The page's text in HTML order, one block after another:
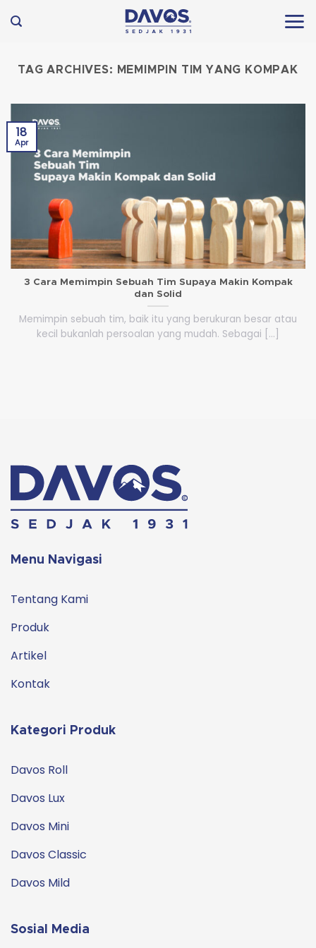
to
TAG ARCHIVES: MEMIMPIN TIM YANG KOMPAK
3 Cara Memimpin Sebuah Tim Supaya Makin Kompak
dan Solid
Memimpin sebuah tim, baik itu yang berukuran besar atau
kecil bukanlah persoalan yang mudah. Sebagai [...]
18
Apr
Menu Navigasi
Tentang Kami
Produk
Artikel
Kontak
Kategori Produk
Davos Roll
Davos Lux
Davos Mini
Davos Classic
Davos Mild
Sosial Media